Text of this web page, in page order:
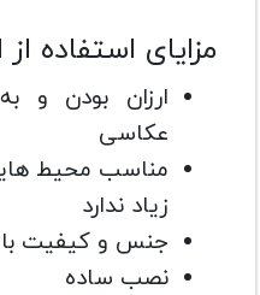
مزایای استفاده
ارزان بودن و
عکاسی
مناسب محیط
زیاد ندارد
جنس و کیفیت با
نصب ساده